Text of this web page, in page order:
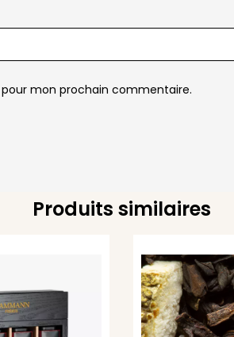
mon prochain commentaire.
Produits similaires